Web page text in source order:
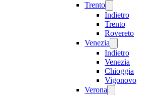
Trento
Indietro
Trento
Rovereto
Venezia
Indietro
Venezia
Chioggia
Vigonovo
Verona